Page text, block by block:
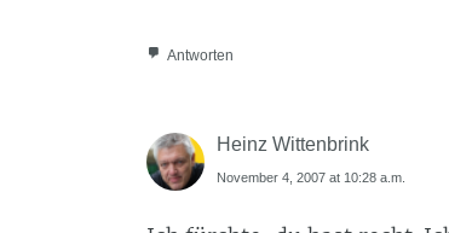
Antworten
Heinz Wittenbrink
November 4, 2007 at 10:28 a.m.